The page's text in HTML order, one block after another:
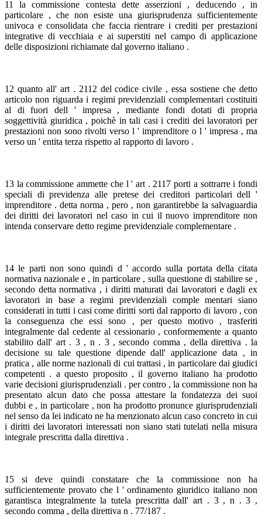
11 la commissione contesta dette asserzioni , deducendo , in
particolare , che non esiste una giurisprudenza sufficientemente
univoca e consolidata che faccia rientrare i crediti per prestazioni
integrative di vecchiaia e ai superstiti nel campo di applicazione
delle disposizioni richiamate dal governo italiano .
12 quanto all' art . 2112 del codice civile , essa sostiene che detto
articolo non riguarda i regimi previdenziali complementari costituiti
al di fuori dell ' impresa , mediante fondi dotati di propria
soggettività giuridica , poichè in tali casi i crediti dei lavoratori per
prestazioni non sono rivolti verso l ' imprenditore o l ' impresa , ma
verso un ' entita terza rispetto al rapporto di lavoro .
13 la commissione ammette che l ' art . 2117 porti a sottrarre i fondi
speciali di previdenza alle pretese dei creditori particolari dell '
imprenditore . detta norma , pero , non garantirebbe la salvaguardia
dei diritti dei lavoratori nel caso in cui il nuovo imprenditore non
intenda conservare detto regime previdenziale complementare .
14 le parti non sono quindi d ' accordo sulla portata della citata
normativa nazionale e , in particolare , sulla questione di stabilire se ,
secondo detta normativa , i diritti maturati dai lavoratori e dagli ex
lavoratori in base a regimi previdenziali comple mentari siano
considerati in tutti i casi come diritti sorti dal rapporto di lavoro , con
la conseguenza che essi sono , per questo motivo , trasferiti
integralmente dal cedente al cessionario , conformemente a quanto
stabilito dall' art . 3 , n . 3 , secondo comma , della direttiva . la
decisione su tale questione dipende dall' applicazione data , in
pratica , alle norme nazionali di cui trattasi , in particolare dai giudici
competenti . a questo proposito , il governo italiano ha prodotto
varie decisioni giurisprudenziali . per contro , la commissione non ha
presentato alcun dato che possa attestare la fondatezza dei suoi
dubbi e , in particolare , non ha prodotto pronunce giurisprudenziali
nel senso da lei indicato ne ha menzionato alcun caso concreto in cui
i diritti dei lavoratori interessati non siano stati tutelati nella misura
integrale prescritta dalla direttiva .
15 si deve quindi constatare che la commissione non ha
sufficientemente provato che l ' ordinamento giuridico italiano non
garantisca integralmente la tutela prescritta dall' art . 3 , n . 3 ,
secondo comma , della direttiva n . 77/187 .